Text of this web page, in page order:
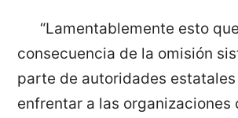
“Lamentablemente esto
consecuencia de la omisión
parte de autoridades
enfrentar a las organizaciones